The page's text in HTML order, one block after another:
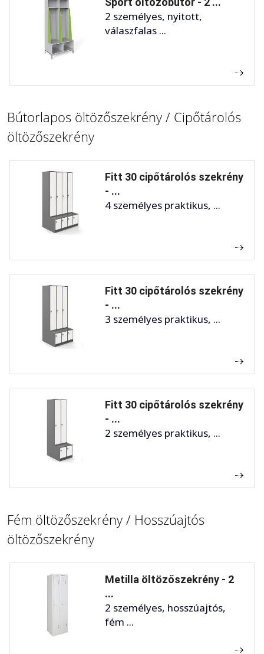
2 személyes, nyitott,
válaszfalas ...
Bútorlapos öltözőszekrény / Cipőtárolós
öltözőszekrény
Fitt 30 cipőtárolós szekrény
- ...
4 személyes praktikus, ...
Fitt 30 cipőtárolós szekrény
- ...
3 személyes praktikus, ...
Fitt 30 cipőtárolós szekrény
- ...
2 személyes praktikus, ...
Fém öltözőszekrény / Hosszúajtós
öltözőszekrény
Metilla öltözőszekrény - 2
...
2 személyes, hosszúajtós,
fém ...